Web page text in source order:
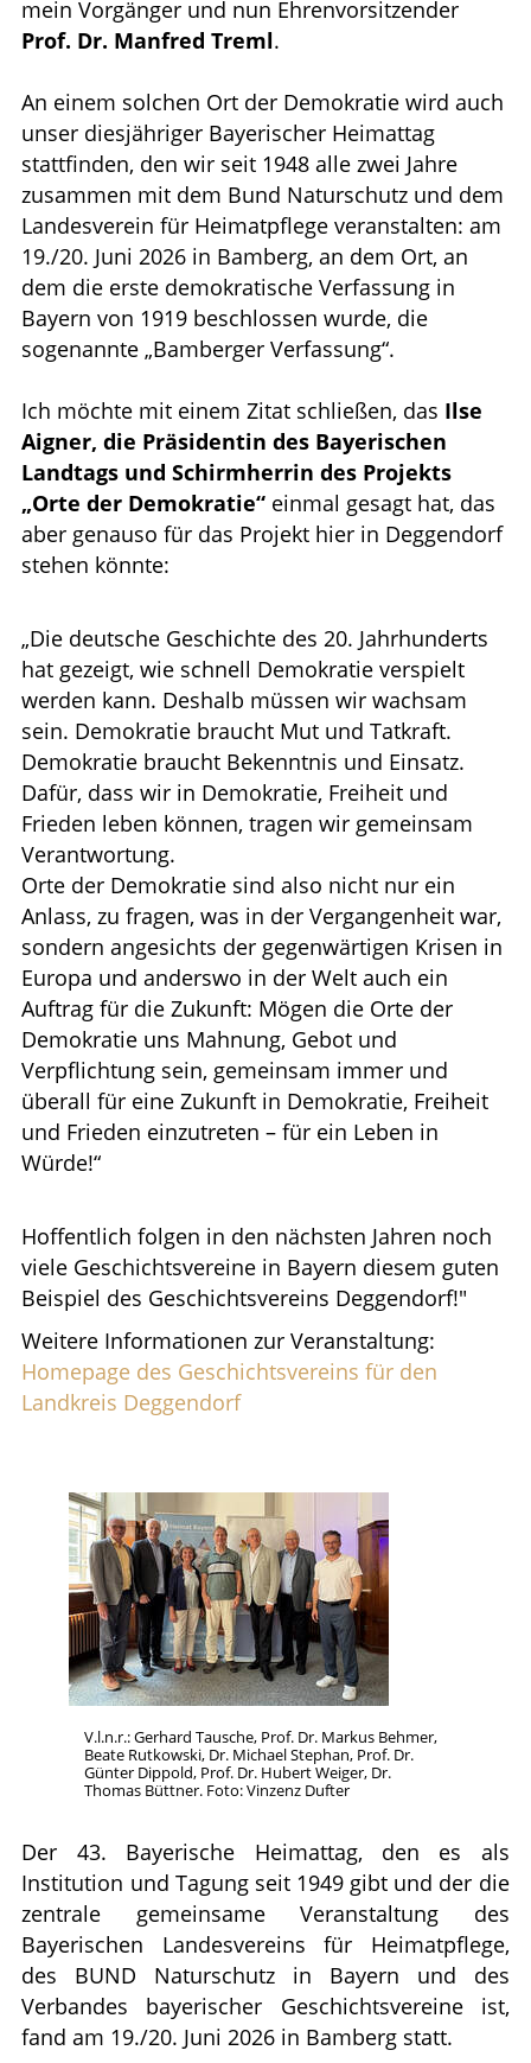
mein Vorgänger und nun Ehrenvorsitzender
Prof. Dr. Manfred Treml.
An einem solchen Ort der Demokratie wird auch
unser diesjähriger Bayerischer Heimattag
stattﬁnden, den wir seit 1948 alle zwei Jahre
zusammen mit dem Bund Naturschutz und dem
Landesverein für Heimatpﬂege veranstalten: am
19./20. Juni 2026 in Bamberg, an dem Ort, an
dem die erste demokratische Verfassung in
Bayern von 1919 beschlossen wurde, die
sogenannte „Bamberger Verfassung“.
Ich möchte mit einem Zitat schließen, das Ilse
Aigner, die Präsidentin des Bayerischen
Landtags und Schirmherrin des Projekts
„Orte der Demokratie“ einmal gesagt hat, das
aber genauso für das Projekt hier in Deggendorf
stehen könnte:
„Die deutsche Geschichte des 20. Jahrhunderts
hat gezeigt, wie schnell Demokratie verspielt
werden kann. Deshalb müssen wir wachsam
sein. Demokratie braucht Mut und Tatkraft.
Demokratie braucht Bekenntnis und Einsatz.
Dafür, dass wir in Demokratie, Freiheit und
Frieden leben können, tragen wir gemeinsam
Verantwortung.
Orte der Demokratie sind also nicht nur ein
Anlass, zu fragen, was in der Vergangenheit war,
sondern angesichts der gegenwärtigen Krisen in
Europa und anderswo in der Welt auch ein
Auftrag für die Zukunft: Mögen die Orte der
Demokratie uns Mahnung, Gebot und
Verpﬂichtung sein, gemeinsam immer und
überall für eine Zukunft in Demokratie, Freiheit
und Frieden einzutreten – für ein Leben in
Würde!“
Hoffentlich folgen in den nächsten Jahren noch
viele Geschichtsvereine in Bayern diesem guten
Beispiel des Geschichtsvereins Deggendorf!"
Weitere Informationen zur Veranstaltung:
Homepage des Geschichtsvereins für den
Landkreis Deggendorf
V.l.n.r.: Gerhard Tausche, Prof. Dr. Markus Behmer,
Beate Rutkowski, Dr. Michael Stephan, Prof. Dr.
Günter Dippold, Prof. Dr. Hubert Weiger, Dr.
Thomas Büttner. Foto: Vinzenz Dufter
Der 43. Bayerische Heimattag, den es als
Institution und Tagung seit 1949 gibt und der die
zentrale gemeinsame Veranstaltung des
Bayerischen Landesvereins für Heimatpflege,
des BUND Naturschutz in Bayern und des
Verbandes bayerischer Geschichtsvereine ist,
fand am 19./20. Juni 2026 in Bamberg statt.